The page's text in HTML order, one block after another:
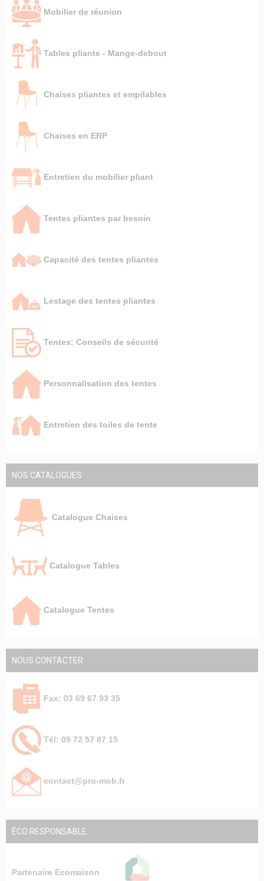
Mobilier de réunion
Tables pliante - Mange-debout
Chaises pliantes et empilables
Chaises en ERP
Entretien du mobilier pliant
Tentes pliantes par besoin
Capacité des tentes pliantes
Lestage des tentes pliantes
Tentes: Conseils de sécurité
Personnalisation des tentes
Entretien des toiles de tente
NOS CATALOGUES
Catalogue Chaises
Catalogue Tables
Catalogue Tentes
NOUS CONTACTER
Fax: 03 69 67 93 35
Tél: 09 72 57 87 15
contact@pro-mob.fr
ÉCO RESPONSABLE
Partenaire Ecomaison